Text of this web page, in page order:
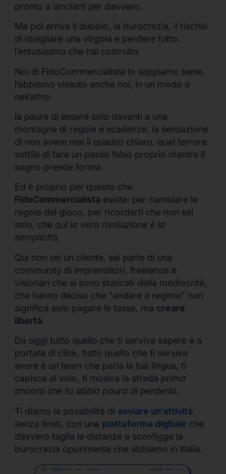
pronto a lanciarti per davvero.
Ma poi arriva il dubbio, la burocrazia, il rischio
di sbagliare una virgola e perdere tutto
l’entusiasmo che hai costruito.
Noi di FidoCommercialista lo sappiamo bene,
l’abbiamo vissuto anche noi, in un modo o
nell’altro:
la paura di essere solo davanti a una
montagna di regole e scadenze, la sensazione
di non avere mai il quadro chiaro, quel terrore
sottile di fare un passo falso proprio mentre il
sogno prende forma.
Ed è proprio per questo che
FidoCommercialista esiste: per cambiare le
regole del gioco, per ricordarti che non sei
solo, che qui la vera rivoluzione è la
semplicità.
Qui non sei un cliente, sei parte di una
community di imprenditori, freelance e
visionari che si sono stancati della mediocrità,
che hanno deciso che “andare a regime” non
significa solo pagare le tasse, ma creare
libertà.
Da oggi tutto quello che ti serviva sapere è a
portata di click, tutto quello che ti serviva
avere è un team che parla la tua lingua, ti
capisce al volo, ti mostra la strada prima
ancora che tu abbia paura di perderla.
Ti diamo la possibilità di avviare un’attività
senza limiti, con una piattaforma digitale che
davvero taglia le distanze e sconfigge la
burocrazia opprimente che abbiamo in Italia.